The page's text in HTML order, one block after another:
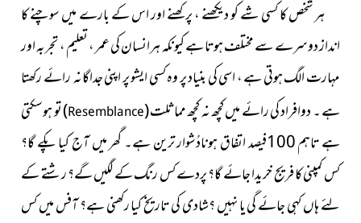
ہر شخص کا کسی شے کو دیکھنے ، پرکھنے اور اس کے بارے میں سوچنے کا
انداز دوسرے سے مختلف ہوتا ہے کیونکہ ہرانسان کی عمر ، تعلیم ، تجربہ اور
مہارت الگ ہوتی ہے ، اسی کی بنیاد پر وہ کسی ایشو پر اپنی جداگانہ رائے رکھتا
ہے ۔ دوافراد کی رائے میں کچھ نہ کچھمماثلت(
Resemblance
)تو ہوسکتی
ہے تاہم 100فیصد اتفاق ہونادُشوار ترین ہے۔ گھر میں آج کیا پکے گا؟
کس کمپنی کا فریج خریدا جائے گا؟ پردے کس رنگ کے لگیں گے؟ رشتے کے
لئے ہاں کہی جائے گی یا نہیں ؟شادی کی تاریخ کیا رکھنی ہے؟ آفس میں کس